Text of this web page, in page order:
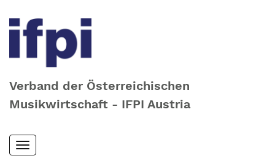
Verband der Österreichischen
Musikwirtschaft - IFPI Austria
Skip
to
Toggle
navigation